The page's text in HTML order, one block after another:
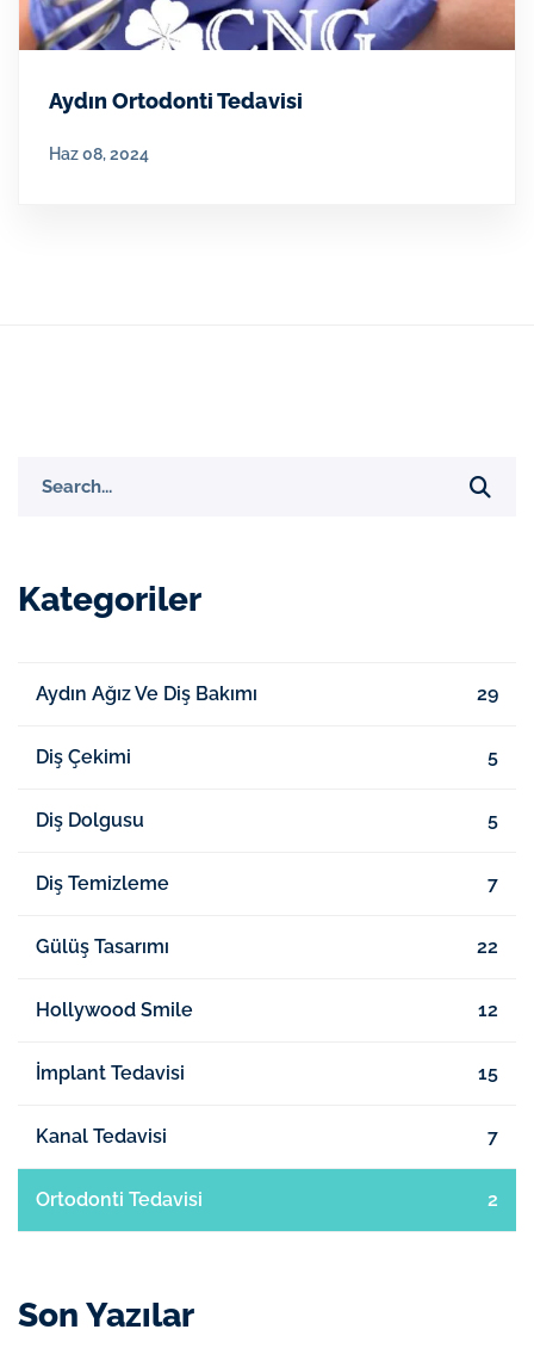
Aydın Ortodonti Tedavisi
Haz 08, 2024
Kategoriler
Aydın Ağız Ve Diş Bakımı 29
Diş Çekimi 5
Diş Dolgusu 5
Diş Temizleme 7
Gülüş Tasarımı 22
Hollywood Smile 12
İmplant Tedavisi 15
Kanal Tedavisi 7
Ortodonti Tedavisi 2
Son Yazılar